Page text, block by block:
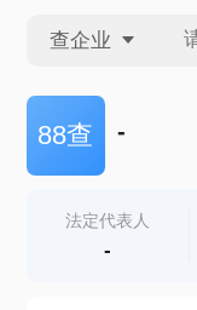
查企业
查企业
查产地
88查 -
法定代表人
-